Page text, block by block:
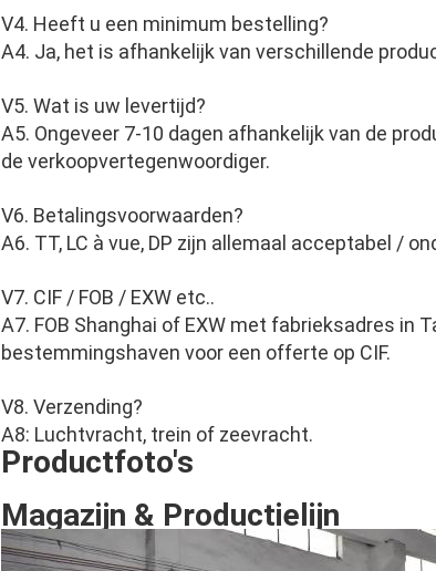
V4. Heeft u een minimum bestelling?
A4. Ja, het is afhankelijk van verschillende
V5. Wat is uw levertijd?
A5. Ongeveer 7-10 dagen afhankelijk van de
de verkoopvertegenwoordiger.
V6. Betalingsvoorwaarden?
A6. TT, LC à vue, DP zijn allemaal acceptabel /
V7. CIF / FOB / EXW etc..
A7. FOB Shanghai of EXW met fabrieksadres in
bestemmingshaven voor een offerte op CIF.
V8. Verzending?
A8: Luchtvracht, trein of zeevracht.
Productfoto's
Magazijn & Productielijn